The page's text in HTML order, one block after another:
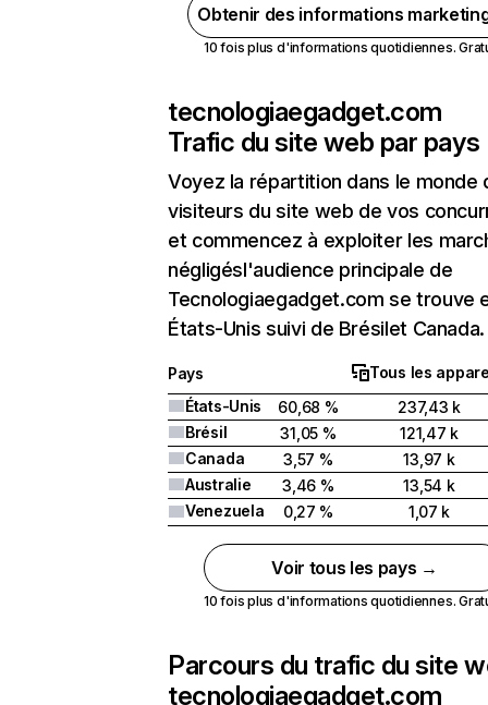
Obtenir des informations
10 fois plus d'informations quotidiennes.
tecnologiaegadget.com
Trafic du site web par pays
Voyez la répartition dans le monde
visiteurs du site web de vos
et commencez à exploiter les
négligésl'audience principale de
Tecnologiaegadget.com se trouve
États-Unis suivi de Brésilet Canada.
Pays
Tous les
États-Unis
60,68 %
237,43 k
Brésil
31,05 %
121,47 k
Canada
3,57 %
13,97 k
Australie
3,46 %
13,54 k
Venezuela
0,27 % 1,07 k
Voir tous les pays →
10 fois plus d'informations quotidiennes.
Parcours du trafic du site
tecnologiaegadget.com